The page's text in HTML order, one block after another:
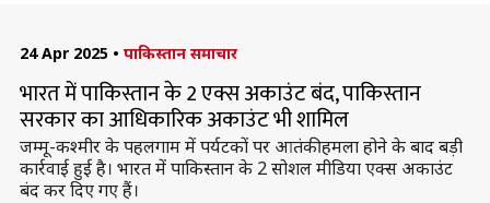
24 Apr 2025 • पाकिस्तान समाचार
भारत में पाकिस्तान के 2 एक्स अकाउंट बंद, पाकिस्तान
सरकार का आधिकारिक अकाउंट भी शामिल
जम्मू-कश्मीर के पहलगाम में पर्यटकों पर आतंकी हमला होने के बाद बड़ी
कार्रवाई हुई है। भारत में पाकिस्तान के 2 सोशल मीडिया एक्स अकाउंट
बंद कर दिए गए हैं।